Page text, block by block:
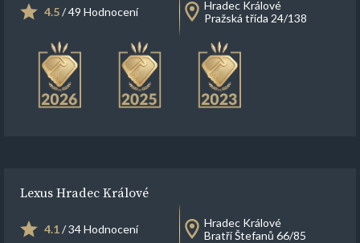
4.5/ 49 Hodnocení
Hradec Králové
Pražská třída 24/138
Lexus Hradec Králové
4.1/ 34 Hodnocení
Hradec Králové
Bratří Štefanů 66/85